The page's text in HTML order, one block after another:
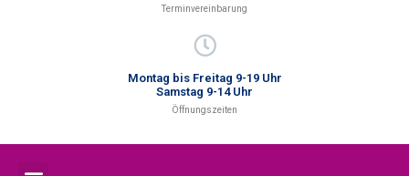
Terminvereinbarung
Montag bis Freitag 9-19 Uhr
Samstag 9-14 Uhr
Öffnungszeiten